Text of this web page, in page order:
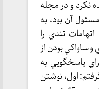
نكرد و در مجله
مسئول آن بود، به
تندي را
و ساواكي بودن از
پاسخگويي به
اول، نوشتن